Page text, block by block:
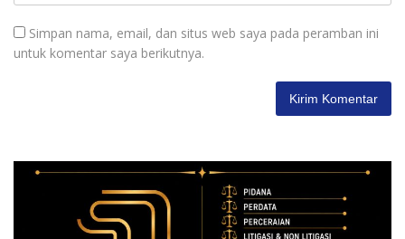
Simpan nama, email, dan situs web saya pada peramban ini
untuk komentar saya berikutnya.